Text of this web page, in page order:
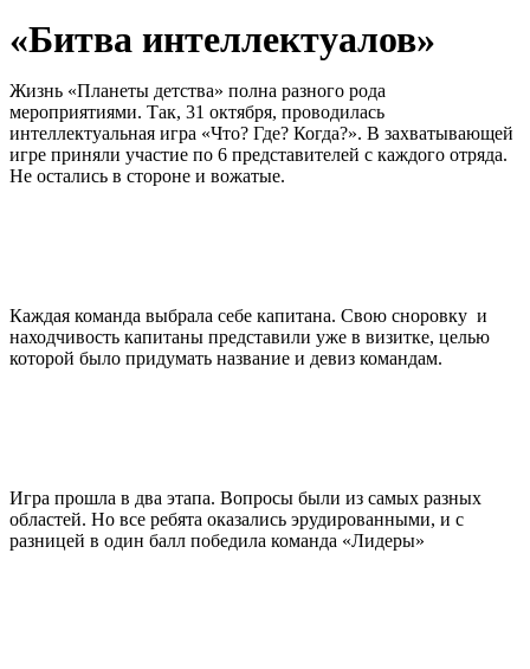
«Битва интеллектуалов»
Жизнь «Планеты детства» полна разного рода
мероприятиями. Так, 31 октября, проводилась
интеллектуальная игра «Что? Где? Когда?». В захватывающей
игре приняли участие по 6 представителей с каждого отряда.
Не остались в стороне и вожатые.
Каждая команда выбрала себе капитана. Свою сноровку и
находчивость капитаны представили уже в визитке, целью
которой было придумать название и девиз командам.
Игра прошла в два этапа. Вопросы были из самых разных
областей. Но все ребята оказались эрудированными, и с
разницей в один балл победила команда «Лидеры»